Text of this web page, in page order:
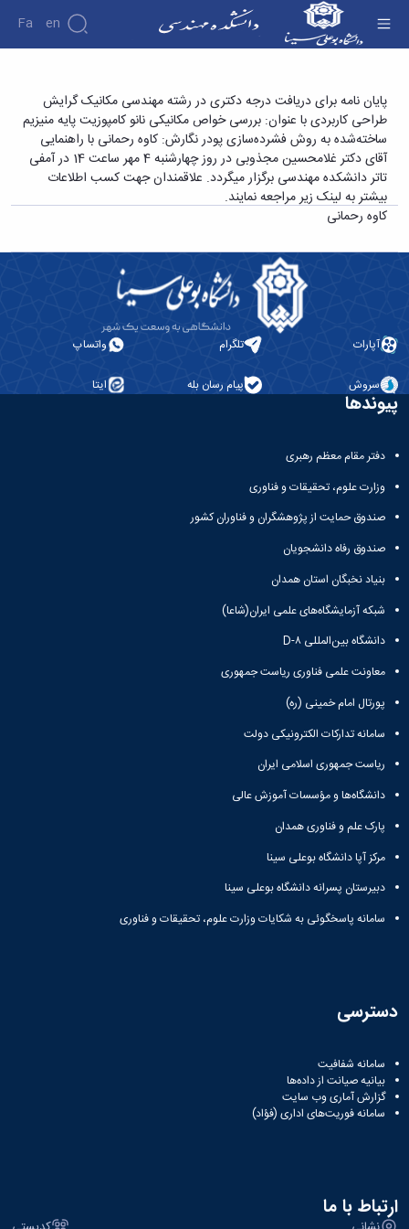
Fa En
دانشکده
درباره
دانشکده
تاریخچه
ریاست
دانشکده
آلبوم
عکس
آموزشی
پژوهشی
معاونت
تحصیلات
پژوهش
نشریات
پایان نامه برای دریافت درجه دکتری در رشته
مهندسی مکانیک گرایش طراحی کاربردی با عنوان:
بررسی خواص مکانیکی نانو کامپوزیت پایه منیزیم
ساخته‌شده به روش فشرده‌سازی پودر نگارش: کاوه
رحمانی - دانشکده فنی و مهندسی
پایان نامه برای دریافت درجه دکتری در رشته مهندسی مکانیک گرایش
طراحی کاربردی با عنوان: بررسی خواص مکانیکی نانو کامپوزیت پایه منیزیم
ساخته‌شده به روش فشرده‌سازی پودر نگارش: کاوه رحمانی با راهنمایی
آقای دکتر غلامحسین مجذوبی در روز چهارشنبه 4 مهر ساعت 14 در آمفی
تاتر دانشکده مهندسی برگزار میگردد. علاقمندان جهت کسب اطلاعات
بیشتر به لینک زیر مراجعه نمایند.
کاوه رحمانی
آپارات تلگرام واتساپ
سروش پیام رسان بله ایتا
پیوندها
دفتر مقام معظم رهبری
وزارت علوم، تحقیقات و فناوری
صندوق حمایت از پژوهشگران و فناوران کشور
صندوق رفاه دانشجویان
بنیاد نخبگان استان همدان
شبکه آزمایشگاه‌های علمی ایران(شاعا)
دانشگاه بین‌المللی D-۸
معاونت علمی فناوری ریاست جمهوری
پورتال امام خمینی (ره)
سامانه تدارکات الکترونیکی دولت
ریاست جمهوری اسلامی ایران
دانشگاه‌ها و مؤسسات آموزش عالی
پارک علم و فناوری همدان
مرکز آپا دانشگاه بوعلی سینا
دبیرستان پسرانه دانشگاه بوعلی سینا
سامانه پاسخگوئی به شکایات وزارت علوم، تحقیقات و فناوری
دسترسی
سامانه شفافیت
بیانیه صیانت از داده‌ها
گزارش آماری وب‌ سایت
سامانه فوریت‌های اداری (فؤاد)
ارتباط با ما